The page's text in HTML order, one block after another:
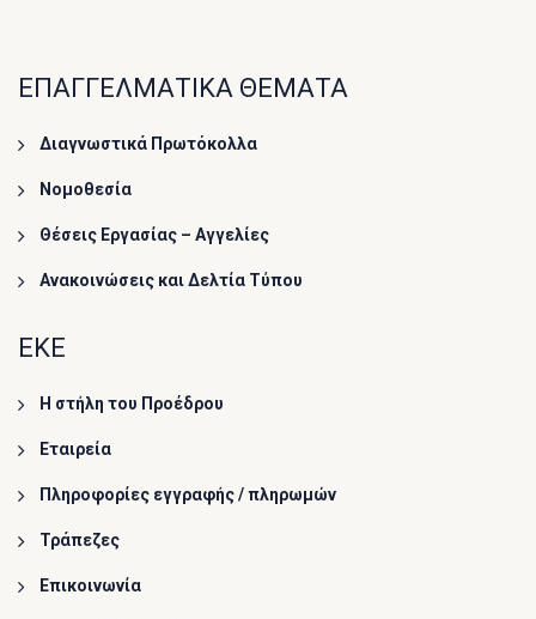
ΕΠΑΓΓΕΛΜΑΤΙΚΑ ΘΕΜΑΤΑ
Διαγνωστικά Πρωτόκολλα
Νομοθεσία
Θέσεις Εργασίας – Αγγελίες
Ανακοινώσεις και Δελτία Τύπου
ΕΚΕ
Η στήλη του Προέδρου
Εταιρεία
Πληροφορίες εγγραφής / πληρωμών
Τράπεζες
Επικοινωνία